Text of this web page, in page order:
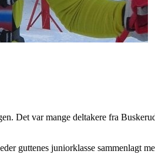
Det var mange deltakere fra
guttenes juniorklasse sammenlagt